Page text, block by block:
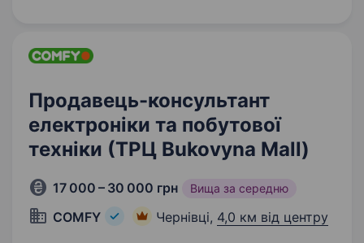
Продавець-консультант
електроніки та побутової
техніки (ТРЦ Bukovyna Mall)
17 000 – 30 000 грн Вища за середню
COMFY Чернівці, 4,0 км від центру